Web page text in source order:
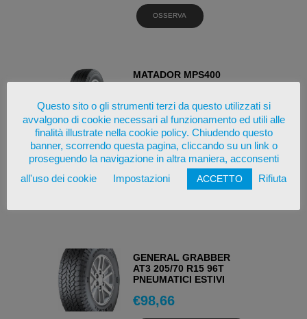
OSSERVA
MATADOR MPS400
VARIANTAW 2 205/70
PNEUMATICI 4 STAGIONI
€94,14
AGGIUNGI AL
GENERAL GRABBER
AT3 205/70 R15 96T
PNEUMATICI ESTIVI
€98,66
Questo sito o gli strumenti terzi da questo utilizzati si
avvalgono di cookie necessari al funzionamento ed utili alle
finalità illustrate nella cookie policy. Chiudendo questo
banner, scorrendo questa pagina, cliccando su un link o
proseguendo la navigazione in altra maniera, acconsenti
all'uso dei cookie
Impostazioni ACCETTO Rifiuta